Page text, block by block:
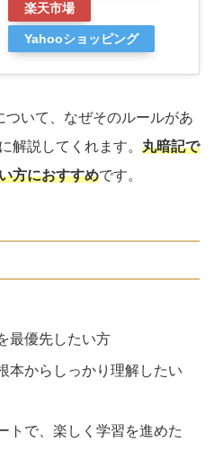
楽天市場
Yahooショッピング
ついて、なぜそのルールがあ
解説してくれます。 丸暗記で
方におすすめです。
最優先したい方
本からしっかり理解したい
トで、楽しく学習を進めた